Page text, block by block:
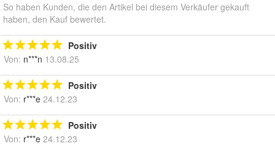
So haben Kunden, die den Artikel bei diesem Verkäufer gekauft
haben, den Kauf bewertet.
Positiv
Von: n***n 13.08.25
Positiv
Von: r***e 24.12.23
Positiv
Von: r***e 24.12.23